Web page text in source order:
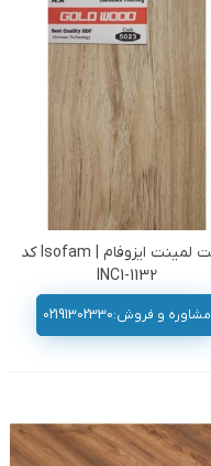
پارکت لمینت ایزوفام | Isofam کد
INC1-1132
مشاوره و فروش:02191302330